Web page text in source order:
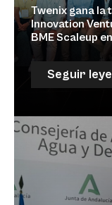
Twenix gana la
Innovation
BME Scaleup
Seguir